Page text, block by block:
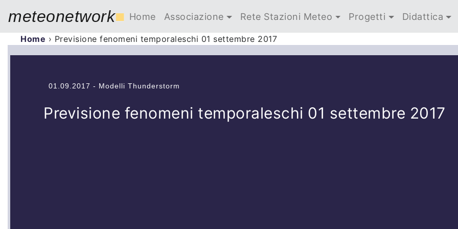
meteonetwork■ Home Associazione Rete Stazioni Meteo Progetti Didattica
Home › Previsione fenomeni temporaleschi 01 settembre 2017
01.09.2017 - Modelli Thunderstorm
Previsione fenomeni temporaleschi 01 settembre 2017